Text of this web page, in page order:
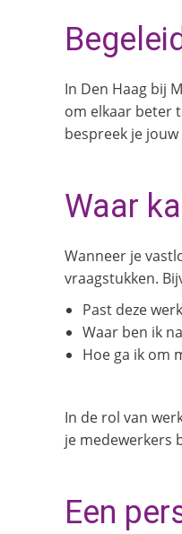
In Den Haag bij
om elkaar beter
bespreek je
Waar
Wanneer je
vraagstukken.
Past deze
Waar ben ik
Hoe ga ik om
In de rol van
je medewerkers
Een